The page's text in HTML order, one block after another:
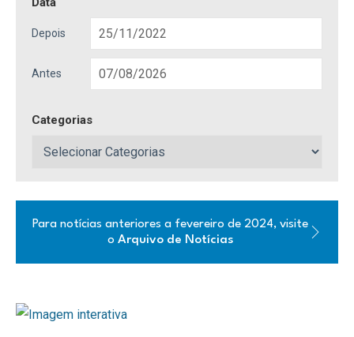
Depois
Antes
Categorias
Para notícias anteriores a fevereiro de 2024, visite
o Arquivo de Notícias